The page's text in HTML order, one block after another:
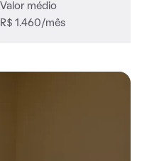
Valor médio
R$ 1.460/mês